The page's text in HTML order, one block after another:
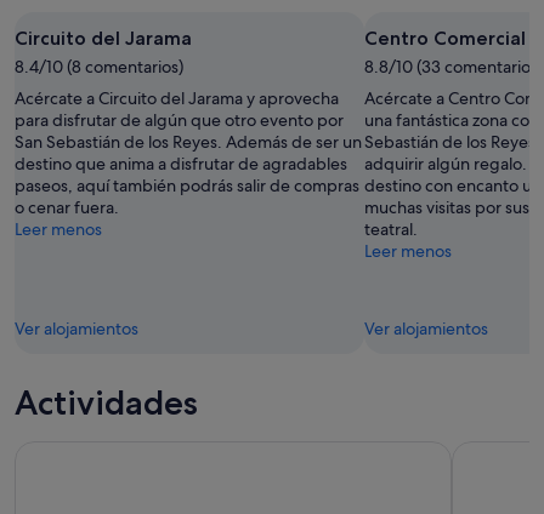
8
ago
-
9
ago
mañana
por
la
noche,
9
ago
-
10
ago
Reyes
para
el
próximo
fin
de
semana,
14
ago
Circuito del Jarama
8.4/10 (8 comentarios)
Acércate a Circuito del Jarama y aprovecha
para disfrutar de algún que otro evento por
San Sebastián de los Reyes. Además de ser un
destino que anima a disfrutar de agradables
paseos, aquí también podrás salir de compras
o cenar fuera.
Leer menos
Ver alojamientos
Centro Comercial
8.8/10 (33 comentarios)
Acércate a Centro
una fantástica zona
Sebastián de los
adquirir algún regalo.
destino con encanto
muchas visitas por sus
teatral.
Leer menos
Ver alojamientos
Actividades